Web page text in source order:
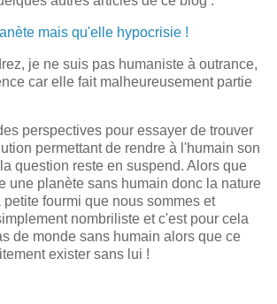
mais qu'elle hypocrisie !
je ne suis pas humaniste à outrance,
car elle fait malheureusement partie
perspectives pour essayer de trouver
permettant de rendre à l'humain son
question reste en suspend. Alors que
une planète sans humain donc la nature
fourmi que nous sommes et
nombriliste et c'est pour cela
de monde sans humain alors que ce
exister sans lui !